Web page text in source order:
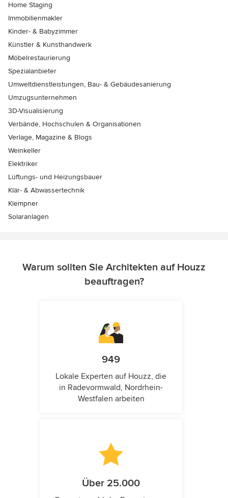
Home Staging
Immobilienmakler
Kinder- & Babyzimmer
Künstler & Kunsthandwerk
Möbelrestaurierung
Spezialanbieter
Umweltdienstleistungen, Bau- & Gebäudesanierung
Umzugsunternehmen
3D-Visualisierung
Verbände, Hochschulen & Organisationen
Verlage, Magazine & Blogs
Weinkeller
Elektriker
Lüftungs- und Heizungsbauer
Klär- & Abwassertechnik
Klempner
Solaranlagen
Warum sollten Sie Architekten auf Houzz
beauftragen?
949
Lokale Experten auf Houzz, die
in Radevormwald, Nordrhein-
Westfalen arbeiten
Über 25.000